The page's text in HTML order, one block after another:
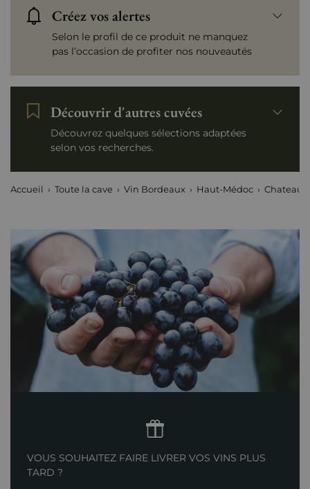
Créez vos alertes
Selon le profil de ce produit ne manquez
pas l’occasion de profiter nos nouveautés
Découvrir d'autres cuvées
Découvrez quelques sélections adaptées
selon vos recherches.
Accueil Toute la cave Vin Bordeaux Haut-Médoc Chateau
VOUS SOUHAITEZ FAIRE LIVRER VOS VINS PLUS
TARD ?